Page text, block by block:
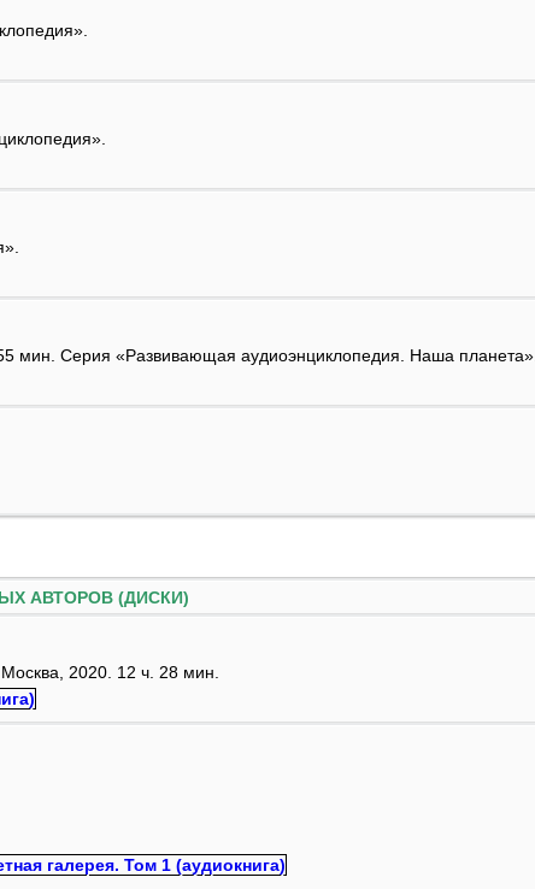
мин. Серия «Развивающая аудиоэнциклопедия. Наша планета».
АВТОРОВ (ДИСКИ)
2020. 12 ч. 28 мин.